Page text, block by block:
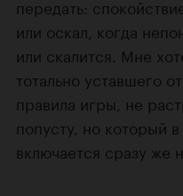
передать:
или оскал, когда
или скалится. Мне
тотально уставшего
правила игры, не
попусту, но который
включается сразу же